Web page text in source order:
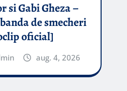
si Gabi Gheza –
de smecheri
oficial]
aug. 4, 2026